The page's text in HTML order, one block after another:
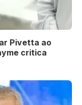
Pivetta ao
critica